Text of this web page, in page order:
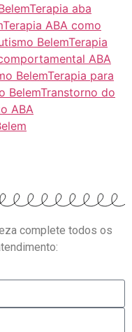
Terapia aba
Terapia ABA como
BelemTerapia
ABA
BelemTerapia para
BelemTranstorno do
ABA
complete todos os